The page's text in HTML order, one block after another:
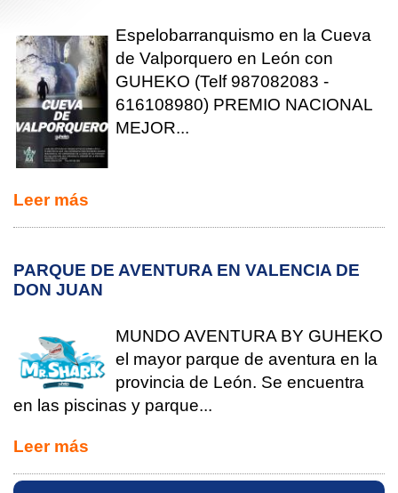
Espelobarranquismo en la Cueva
de Valporquero en León con
GUHEKO (Telf 987082083 -
616108980) PREMIO NACIONAL
MEJOR...
Leer más
PARQUE DE AVENTURA EN VALENCIA DE
DON JUAN
MUNDO AVENTURA BY GUHEKO
el mayor parque de aventura en la
provincia de León. Se encuentra
en las piscinas y parque...
Leer más